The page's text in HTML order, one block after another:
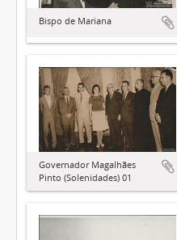
Bispo de Mariana
Governador Magalhães
Pinto (Solenidades) 01